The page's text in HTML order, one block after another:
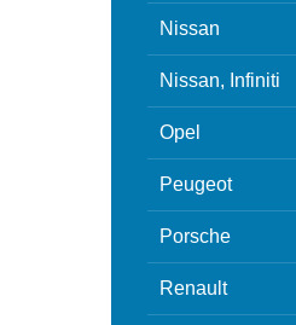
Nissan
Nissan, Infiniti
Opel
Peugeot
Porsche
Renault